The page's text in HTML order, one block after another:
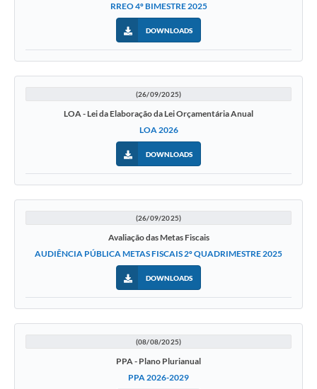
RREO 4º BIMESTRE 2025
DOWNLOADS
(26/09/2025)
LOA - Lei da Elaboração da Lei Orçamentária Anual
LOA 2026
DOWNLOADS
(26/09/2025)
Avaliação das Metas Fiscais
AUDIÊNCIA PÚBLICA METAS FISCAIS 2º QUADRIMESTRE 2025
DOWNLOADS
(08/08/2025)
PPA - Plano Plurianual
PPA 2026-2029